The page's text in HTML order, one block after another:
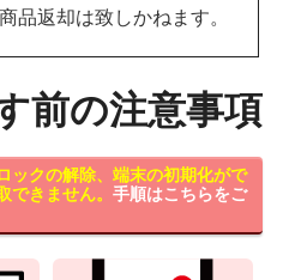
品返却は致しかねます。
前の注意事項
ックの解除、端末の初期化がで
できません。 手順はこちらをご